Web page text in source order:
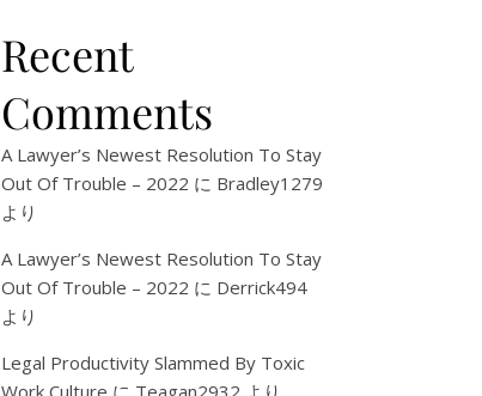
Recent
Comments
A Lawyer’s Newest Resolution To Stay
Out Of Trouble – 2022 に Bradley1279
より
A Lawyer’s Newest Resolution To Stay
Out Of Trouble – 2022 に Derrick494
より
Legal Productivity Slammed By Toxic
Work Culture に Teagan2932 より